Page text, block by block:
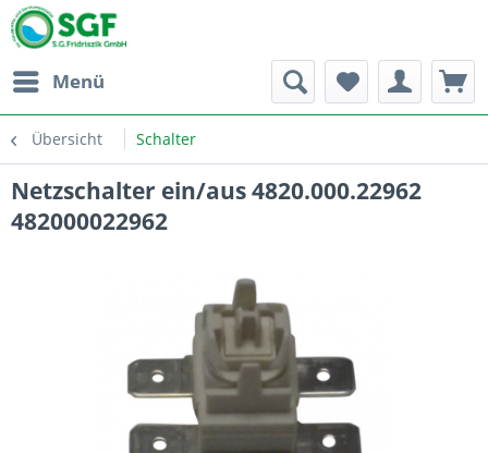
Menü
Übersicht Schalter
Netzschalter ein/aus 4820.000.22962
482000022962